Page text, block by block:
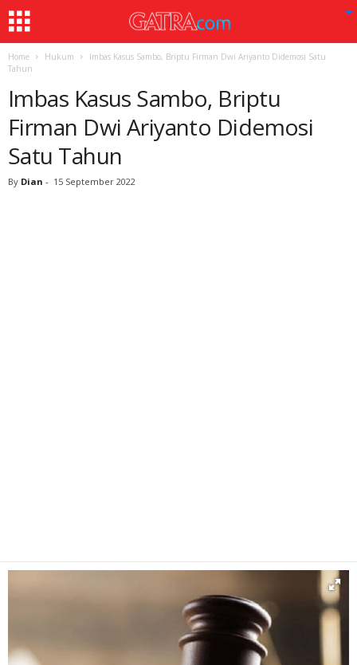
Home Hukum
Imbas Kasus Sambo, Briptu Firman Dwi Ariyanto Didemosi Satu
Tahun
Imbas Kasus Sambo, Briptu
Firman Dwi Ariyanto Didemosi
Satu Tahun
By Dian - 15 September 2022